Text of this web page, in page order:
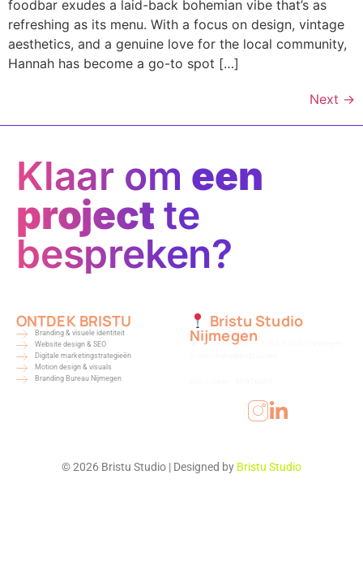
foodbar exudes a laid-back bohemian vibe that’s as
refreshing as its menu. With a focus on design, vintage
aesthetics, and a genuine love for the local community,
Hannah has become a go-to spot […]
Next →
Klaar om een
projectte
bespreken?
ONTDEK BRISTU
Branding & visuele identiteit
Website design & SEO
Digitale marketingstrategieën
Motion design & visuals
Branding Bureau Nijmegen
Bristu Studio
Nijmegen
de Génestetlaan 30 A 153, 6531ED Nijmegen
© 2026 Bristu Studio | Designed by Bristu Studio